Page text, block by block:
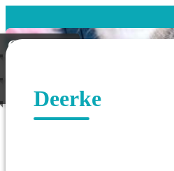
Gevonden
Geplaatst
Deerke